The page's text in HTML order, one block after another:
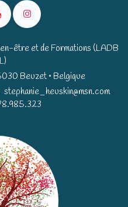
être et de Formations (LADB
Beuzet • Belgique​​
stephanie_heuskin@msn.com